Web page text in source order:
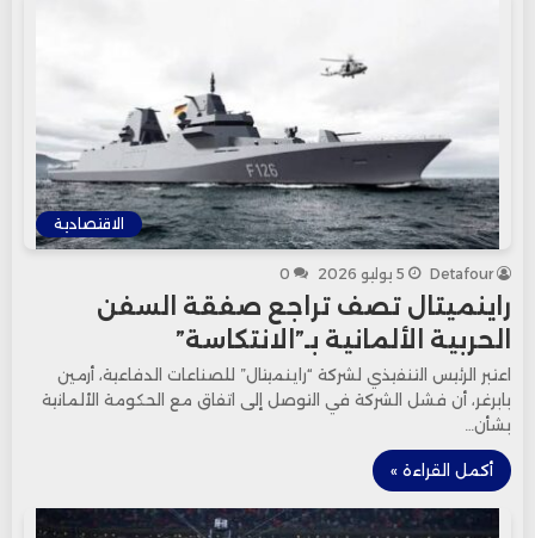
الاقتصادية
Detafour 5 يوليو 2026 0
راينميتال تصف تراجع صفقة السفن
الحربية الألمانية بـ”الانتكاسة”
اعتبر الرئيس التنفيذي لشركة “راينميتال” للصناعات الدفاعية، أرمين
بابرغر، أن فشل الشركة في التوصل إلى اتفاق مع الحكومة الألمانية
بشأن…
أكمل القراءة »